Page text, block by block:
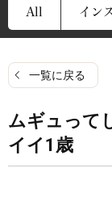
All イン
一覧に戻る
ムギュって
イイ1歳